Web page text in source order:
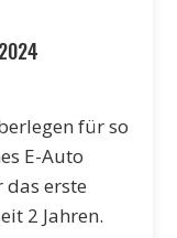
für so
E-Auto
das erste
2 Jahren.